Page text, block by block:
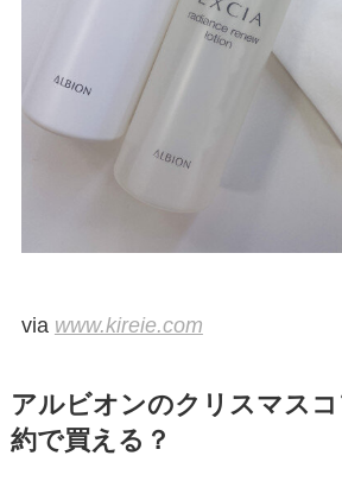
via www.kireie.com
アルビオンのクリスマス
約で買える？